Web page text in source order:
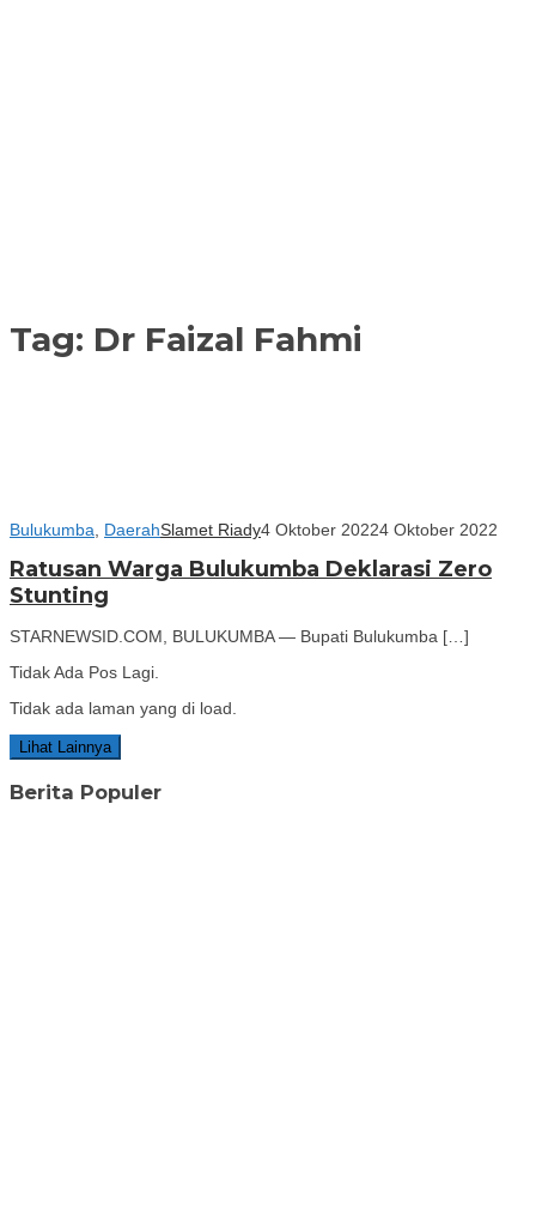
Tag: Dr Faizal Fahmi
Bulukumba DaerahSlamet Riady4 Oktober 20224 Oktober 2022
Ratusan Warga Bulukumba Deklarasi Zero
Stunting
STARNEWSID.COM, BULUKUMBA — Bupati Bulukumba […]
Tidak Ada Pos Lagi.
Tidak ada laman yang di load.
Lihat Lainnya
Berita Populer